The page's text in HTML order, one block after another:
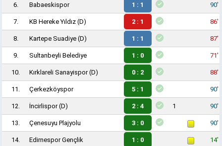
6. Babaeskispor 1 : 1 90'
7. KB Hereke Yıldız (D) 2 : 1 86'
8. Kartepe Suadiye (D) 1 : 1 87'
9. Sultanbeyli Belediye 1 : 0 71'
10. Kırklareli Sanayispor(D) 0 : 2 88'
11. Çerkezköyspor 5 : 1 90'
12. İncirlispor(D) 2 : 4 1 90'
13. Çenesuyu Plajyolu 3 : 0 90'
14. Edirnespor Gençlik 1 : 0 14'